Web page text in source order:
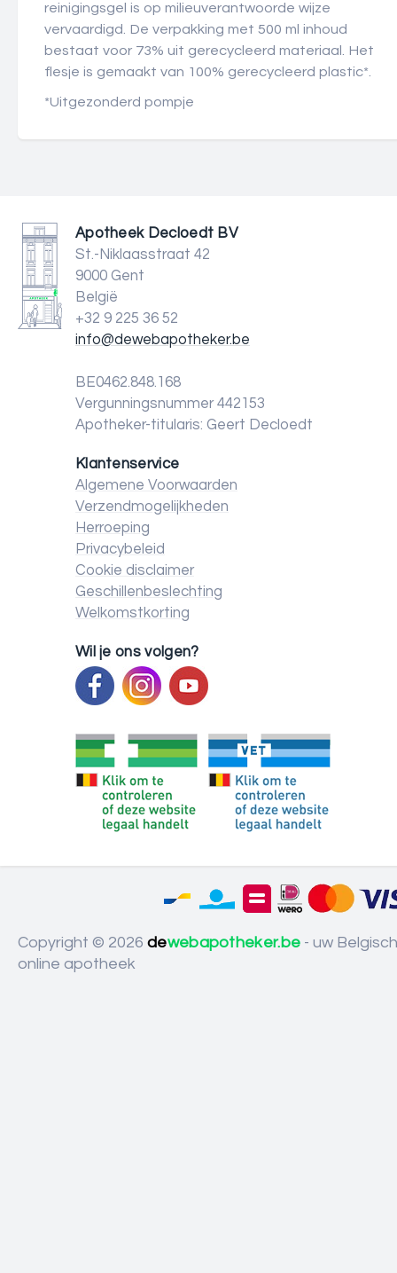
reinigingsgel is op milieuverantwoorde wijze
vervaardigd. De verpakking met 500 ml inhoud
bestaat voor 73% uit gerecycleerd materiaal. Het
flesje is gemaakt van 100% gerecycleerd plastic*.
*Uitgezonderd pompje
Apotheek Decloedt BV
St.-Niklaasstraat 42
9000 Gent
België
+32 9 225 36 52
info@dewebapotheker.be
BE0462.848.168
Vergunningsnummer 442153
Apotheker-titularis: Geert Decloedt
Klantenservice
Algemene Voorwaarden
Verzendmogelijkheden
Herroeping
Privacybeleid
Cookie disclaimer
Geschillenbeslechting
Welkomstkorting
Wil je ons volgen?
Copyright © 2026 dewebapotheker.be - uw
online apotheek